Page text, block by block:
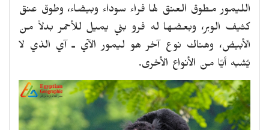
الليمور مطوق العنق لها فراء سوداء وبيضاء، وطوق عنق
كثيف الوبر، وبعضها له فرو بني يميل للأحمر بدلاً من
الأبيض، وهناك نوع آخر هو ليمور الآي ـ آي الذي لا
يُشبه أيًا من الأنواع الأخرى.